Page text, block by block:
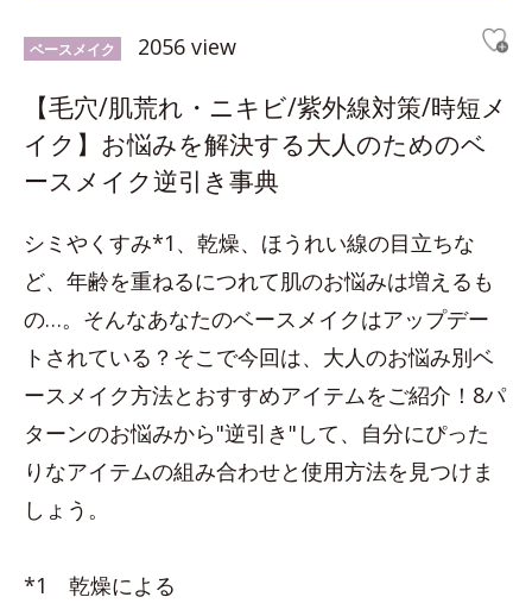
ベースメイク 2056 view
【毛穴/肌荒れ・ニキビ/紫外線対策/時短メ
イク】お悩みを解決する大人のためのベ
ースメイク逆引き事典
シミやくすみ*1、乾燥、ほうれい線の目立ちな
ど、年齢を重ねるにつれて肌のお悩みは増えるも
の…。そんなあなたのベースメイクはアップデー
トされている？そこで今回は、大人のお悩み別ベ
ースメイク方法とおすすめアイテムをご紹介！8パ
ターンのお悩みから"逆引き"して、自分にぴった
りなアイテムの組み合わせと使用方法を見つけま
しょう。
*1 乾燥による